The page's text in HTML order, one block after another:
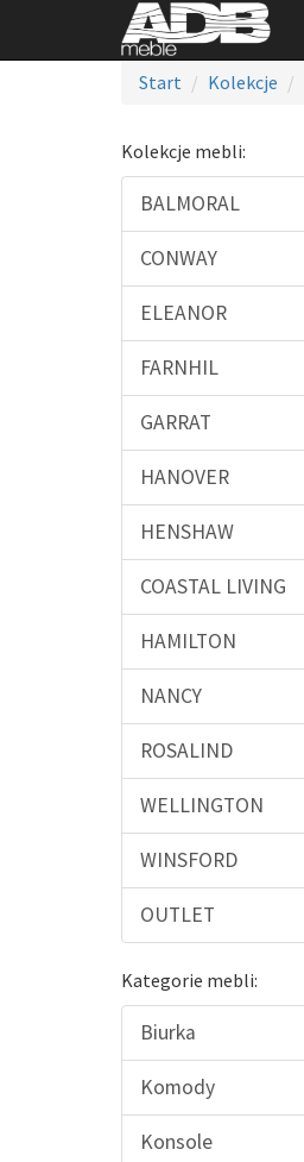
Start Kolekcje
Kolekcje mebli:
BALMORAL
CONWAY
ELEANOR
FARNHIL
GARRAT
HANOVER
HENSHAW
COASTAL LIVING
HAMILTON
NANCY
ROSALIND
WELLINGTON
WINSFORD
OUTLET
Kategorie mebli:
Biurka
Komody
Konsole